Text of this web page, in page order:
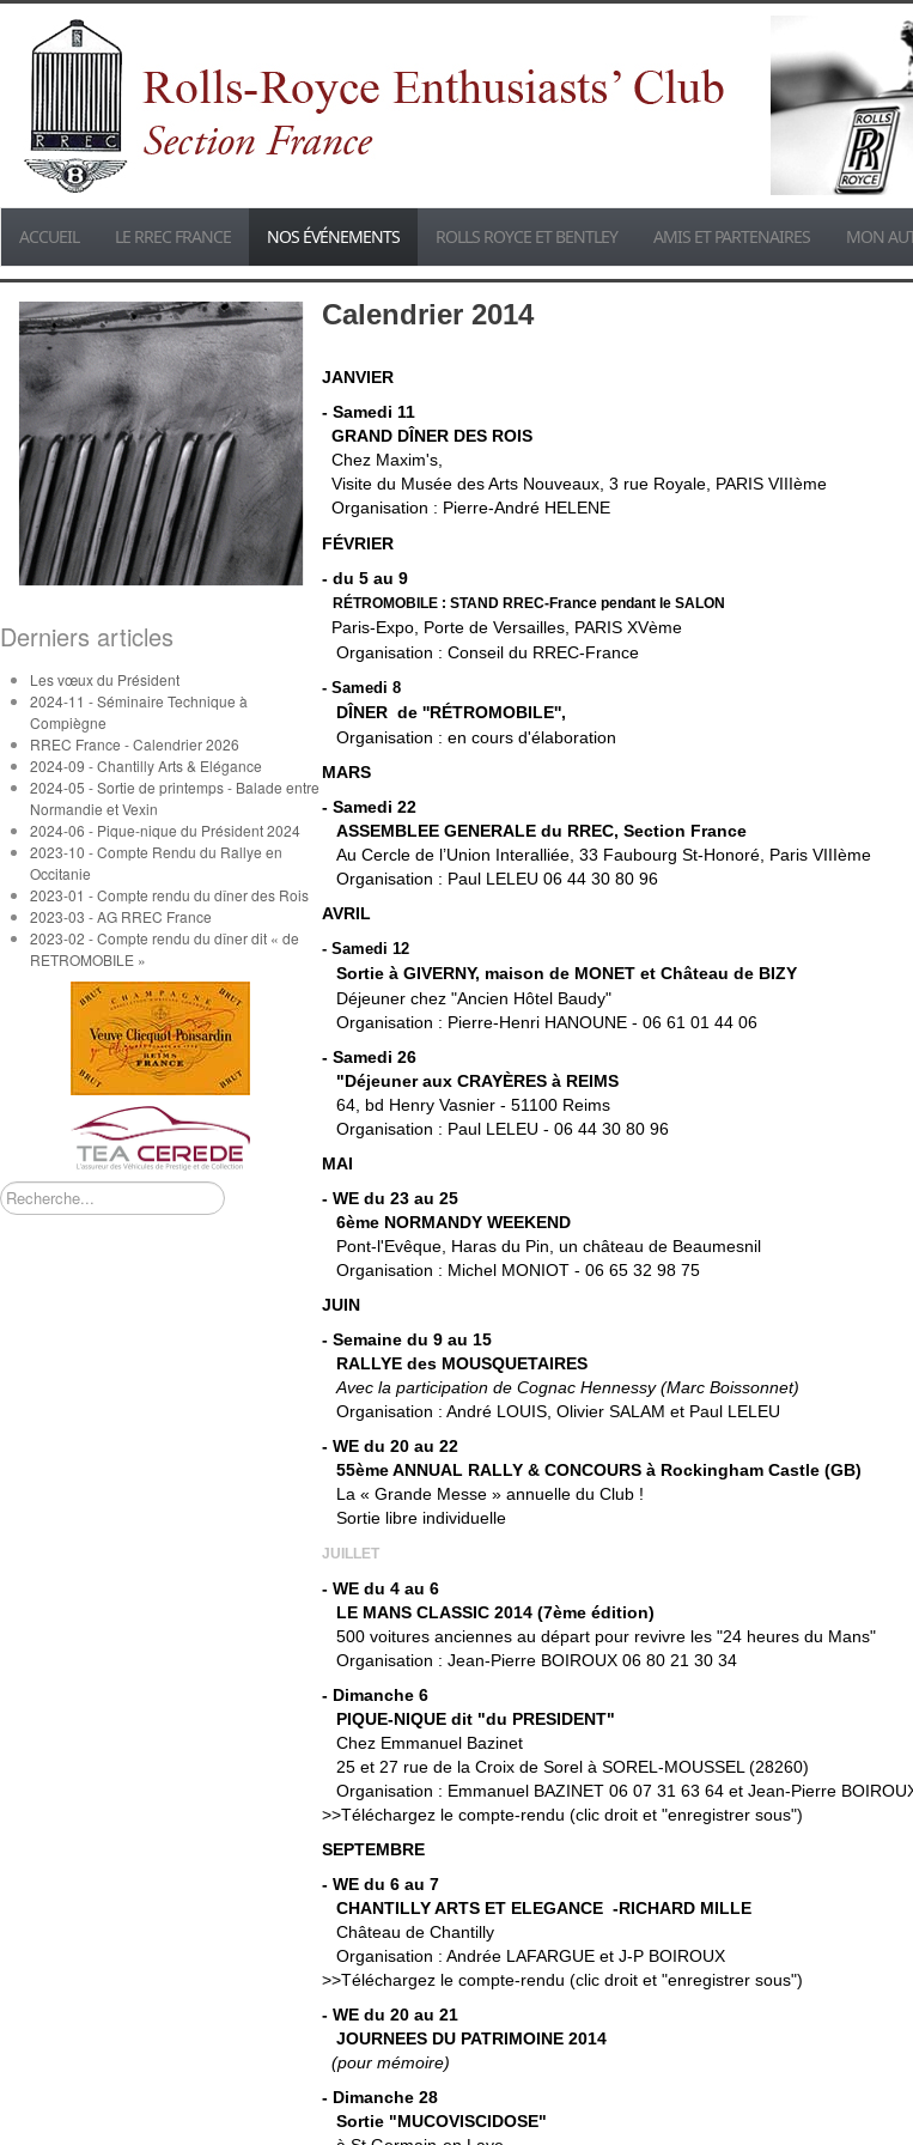
ACCUEIL LE RREC FRANCE NOS ÉVÉNEMENTS ROLLS ROYCE ET BENTLEY AMIS ET PARTENAIRES MON
Derniers articles
Les vœux du Président
2024-11 - Séminaire Technique à
Compiègne
RREC France - Calendrier 2026
2024-09 - Chantilly Arts & Elégance
2024-05 - Sortie de printemps - Balade entre
Normandie et Vexin
2024-06 - Pique-nique du Président 2024
2023-10 - Compte Rendu du Rallye en
Occitanie
2023-01 - Compte rendu du dîner des Rois
2023-03 - AG RREC France
2023-02 - Compte rendu du dîner dit « de
RETROMOBILE »
Rechercher
Calendrier 2014
JANVIER
- Samedi 11
GRAND DÎNER DES ROIS
Chez Maxim's,
Visite du Musée des Arts Nouveaux, 3 rue Royale, PARIS VIIIème
Organisation : Pierre-André HELENE
FÉVRIER
- du 5 au 9
RÉTROMOBILE : STAND RREC-France pendant le SALON
Paris-Expo, Porte de Versailles, PARIS XVème
Organisation : Conseil du RREC-France
- Samedi 8
DÎNER de ''RÉTROMOBILE'',
Organisation : en cours d'élaboration
MARS
- Samedi 22
ASSEMBLEE GENERALE du RREC, Section France
Au Cercle de l’Union Interalliée, 33 Faubourg St-Honoré, Paris VIIIème
Organisation : Paul LELEU 06 44 30 80 96
AVRIL
- Samedi 12
Sortie à GIVERNY, maison de MONET et Château de BIZY
Déjeuner chez "Ancien Hôtel Baudy"
Organisation : Pierre-Henri HANOUNE - 06 61 01 44 06
- Samedi 26
"Déjeuner aux CRAYÈRES à REIMS
64, bd Henry Vasnier - 51100 Reims
Organisation : Paul LELEU - 06 44 30 80 96
MAI
- WE du 23 au 25
6ème NORMANDY WEEKEND
Pont-l'Evêque, Haras du Pin, un château de Beaumesnil
Organisation : Michel MONIOT - 06 65 32 98 75
JUIN
- Semaine du 9 au 15
RALLYE des MOUSQUETAIRES
Avec la participation de Cognac Hennessy (Marc Boissonnet)
Organisation : André LOUIS, Olivier SALAM et Paul LELEU
- WE du 20 au 22
55ème ANNUAL RALLY & CONCOURS à Rockingham Castle (GB)
La « Grande Messe » annuelle du Club !
Sortie libre individuelle
JUILLET
- WE du 4 au 6
LE MANS CLASSIC 2014 (7ème édition)
500 voitures anciennes au départ pour revivre les "24 heures du Mans"
Organisation : Jean-Pierre BOIROUX 06 80 21 30 34
- Dimanche 6
PIQUE-NIQUE dit "du PRESIDENT"
Chez Emmanuel Bazinet
25 et 27 rue de la Croix de Sorel à SOREL-MOUSSEL (28260)
Organisation : Emmanuel BAZINET 06 07 31 63 64 et Jean-Pierre
>>Téléchargez le compte-rendu (clic droit et "enregistrer sous")
SEPTEMBRE
- WE du 6 au 7
CHANTILLY ARTS ET ELEGANCE -RICHARD MILLE
Château de Chantilly
Organisation : Andrée LAFARGUE et J-P BOIROUX
>>Téléchargez le compte-rendu (clic droit et "enregistrer sous")
- WE du 20 au 21
JOURNEES DU PATRIMOINE 2014
(pour mémoire)
- Dimanche 28
Sortie "MUCOVISCIDOSE"